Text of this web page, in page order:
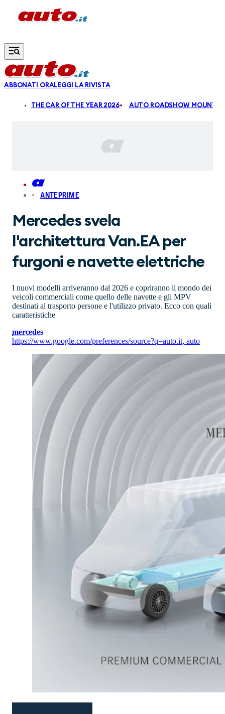
Vai al contenuto principale
ABBONATI ORALEGGI LA RIVISTA
THE CAR OF THE YEAR 2026 AUTO ROADSHOW
ANTEPRIME
Mercedes svela
l'architettura Van.EA per
furgoni e navette elettriche
I nuovi modelli arriveranno dal 2026 e copriranno il mondo dei
veicoli commerciali come quello delle navette e gli MPV
destinati al trasporto persone e l'utilizzo privato. Ecco con quali
caratteristiche
mercedes
https://www.google.com/preferences/source?q=auto.it, auto